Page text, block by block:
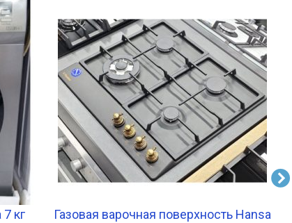
кг
Газовая варочная поверхность Hansa